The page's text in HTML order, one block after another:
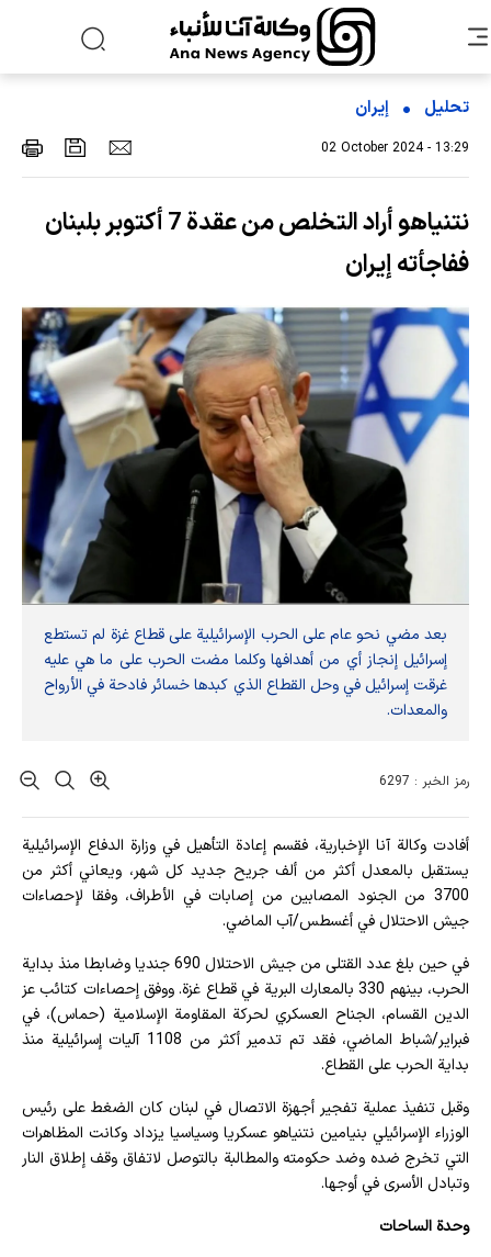
تحلیل إیران
02 October 2024 - 13:29
نتنياهو أراد التخلص من عقدة 7 أكتوبر بلبنان
ففاجأته إيران
بعد مضي نحو عام على الحرب الإسرائيلية على قطاع غزة لم تستطع
إسرائيل إنجاز أي من أهدافها وكلما مضت الحرب على ما هي عليه
غرقت إسرائيل في وحل القطاع الذي كبدها خسائر فادحة في الأرواح
والمعدات.
رمز الخبر : 6297
أفادت وکالة آنا الإخباریة، فقسم إعادة التأهيل في وزارة الدفاع الإسرائيلية
يستقبل بالمعدل أكثر من ألف جريح جديد كل شهر، ويعاني أكثر من
3700 من الجنود المصابين من إصابات في الأطراف، وفقا لإحصاءات
جيش الاحتلال في أغسطس/آب الماضي.
في حين بلغ عدد القتلى من جيش الاحتلال 690 جنديا وضابطا منذ بداية
الحرب، بينهم 330 بالمعارك البرية في قطاع غزة. ووفق إحصاءات كتائب عز
الدين القسام، الجناح العسكري لحركة المقاومة الإسلامية (حماس)، في
فبراير/شباط الماضي، فقد تم تدمير أكثر من 1108 آليات إسرائيلية منذ
بداية الحرب على القطاع.
وقبل تنفيذ عملية تفجير أجهزة الاتصال في لبنان كان الضغط على رئيس
الوزراء الإسرائيلي بنيامين نتنياهو عسكريا وسياسيا يزداد وكانت المظاهرات
التي تخرج ضده وضد حكومته والمطالبة بالتوصل لاتفاق وقف إطلاق النار
وتبادل الأسرى في أوجها.
وحدة الساحات